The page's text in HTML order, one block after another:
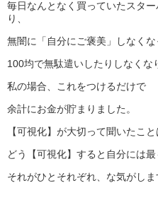
毎日なんとなく買っていたスタ
り、
無闇に「自分にご褒美」しなくな
100均で無駄遣いしたりしなくな
私の場合、これをつけるだけで
余計にお金が貯まりました。
【可視化】が大切って聞いたこと
どう【可視化】すると自分には最
それがひとそれぞれ、な気がしま